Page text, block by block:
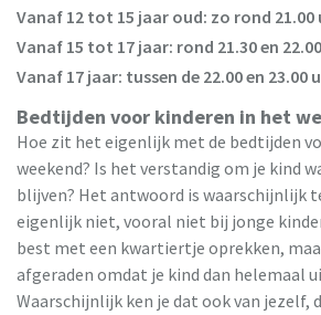
Vanaf 12 tot 15 jaar oud: zo rond 21.00
Vanaf 15 tot 17 jaar: rond 21.30 en
Vanaf 17 jaar: tussen de 22.00 en 23.00
Bedtijden voor kinderen in het
Hoe zit het eigenlijk met de bedtijden
weekend? Is het verstandig om je kind
blijven? Het antwoord is waarschijnlijk
eigenlijk niet, vooral niet bij jonge
best met een kwartiertje oprekken,
afgeraden omdat je kind dan helemaal
Waarschijnlijk ken je dat ook van jezelf,